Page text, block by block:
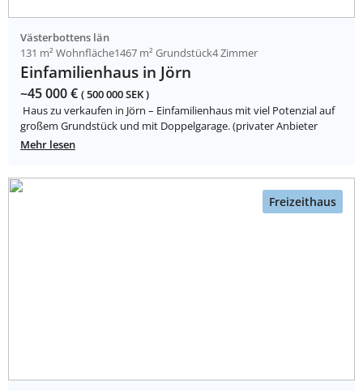
Västerbottens län
131 m² Wohnfläche1467 m² Grundstück4 Zimmer
Einfamilienhaus in Jörn
~45 000 € ( 500 000 SEK )
Haus zu verkaufen in Jörn – Einfamilienhaus mit viel Potenzial auf
großem Grundstück und mit Doppelgarage. (privater Anbieter
Mehr lesen
Freizeithaus